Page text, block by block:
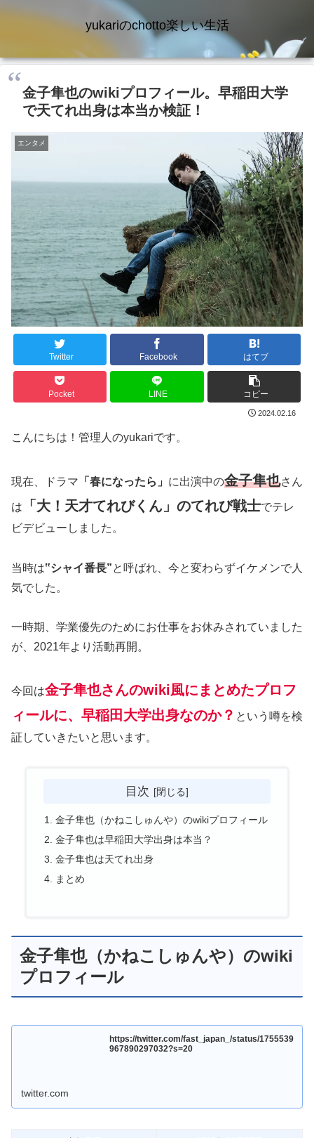
yukariのchotto楽しい生活
金子隼也のwikiプロフィール。早稲田大学
で天てれ出身は本当か検証！
エンタメ
Twitter Facebook はてブ
Pocket LINE コピー
2024.02.16
こんにちは！管理人のyukariです。
現在、ドラマ 「春になったら」 に出演中の金子隼也さん
は 「大！天才てれびくん」のてれび戦士でテレ
ビデビューしました。
当時は‟シャイ番長”と呼ばれ、今と変わらずイケメンで人
気でした。
一時期、学業優先のためにお仕事をお休みされていました
が、2021年より活動再開。
今回は金子隼也さんのwiki風にまとめたプロフ
ィールに、早稲田大学出身なのか？ という噂を検
証していきたいと思います。
目次
金子隼也（かねこしゅんや）のwikiプロフィール
金子隼也は早稲田大学出身は本当？
金子隼也は天てれ出身
まとめ
金子隼也（かねこしゅんや）のwiki
プロフィール
https://twitter.com/fast_japan_/status/1755539
967890297032?s=20
twitter.com